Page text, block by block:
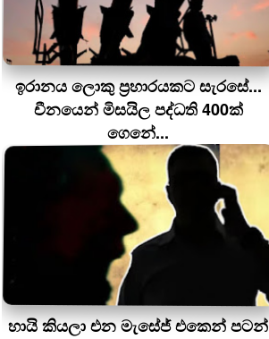
ඉරානය ලොකු ප‍්‍රහාරයකට සැරසේ...
චීනයෙන් මිසයිල පද්ධති 400ක්
ගෙනේ...
හායි කියලා එන මැසේජ් එකෙන් පටන්